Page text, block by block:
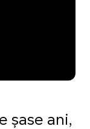
șase ani,